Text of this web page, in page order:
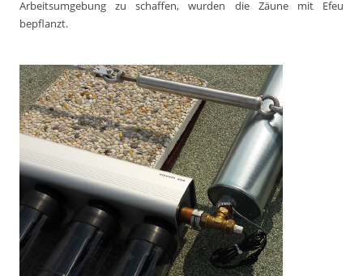
Arbeitsumgebung zu schaffen, wurden die Zäune mit Efeu
bepflanzt.